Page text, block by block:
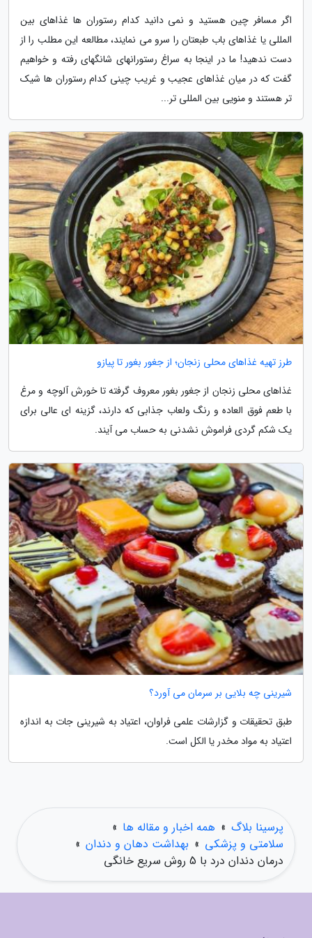
اگر مسافر چین هستید و نمی دانید کدام رستوران ها غذاهای بین
المللی یا غذاهای باب طبعتان را سرو می نمایند، مطالعه این مطلب را از
دست ندهید! ما در اینجا به سراغ رستورانهای شانگهای رفته و خواهیم
گفت که در میان غذاهای عجیب و غریب چینی کدام رستوران ها شیک
تر هستند و منویی بین المللی تر...
طرز تهیه غذاهای محلی زنجان؛ از جغور بغور تا پیازو
غذاهای محلی زنجان از جغور بغور معروف گرفته تا خورش آلوچه و مرغ
با طعم فوق العاده و رنگ ولعاب جذابی که دارند، گزینه ای عالی برای
یک شکم گردی فراموش نشدنی به حساب می آیند.
شیرینی چه بلایی بر سرمان می آورد؟
طبق تحقیقات و گزارشات علمی فراوان، اعتیاد به شیرینی جات به اندازه
اعتیاد به مواد مخدر یا الکل است.
پرسینا بلاگ » همه اخبار و مقاله ها »
سلامتی و پزشکی » بهداشت دهان و دندان »
درمان دندان درد با 5 روش سریع خانگی